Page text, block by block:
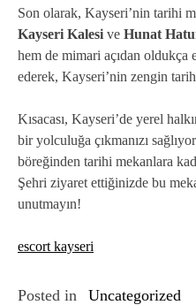
Son olarak, Kayseri’nin tarihi
Kayseri Kalesi ve Hunat
hem de mimari açıdan
ederek, Kayseri’nin zengin
Kısacası, Kayseri’de yerel
bir yolculuğa çıkmanızı
böreğinden tarihi mekanlara
Şehri ziyaret ettiğinizde bu
unutmayın!
escort kayseri
Posted in Uncategorized